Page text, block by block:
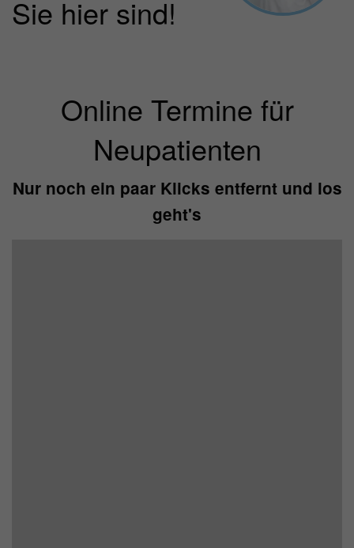
Sie hier sind!
Online Termine für
Neupatienten
Nur noch ein paar Klicks entfernt und los
geht's
Laufzeit 1 Jahr